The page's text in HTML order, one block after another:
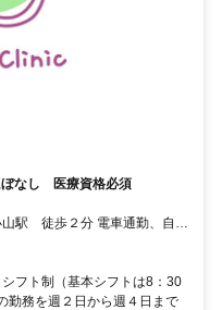
ぼなし 医療資格必須
場あり）
フト制（基本シフトは8：30
勤務を週２日から週４日まで